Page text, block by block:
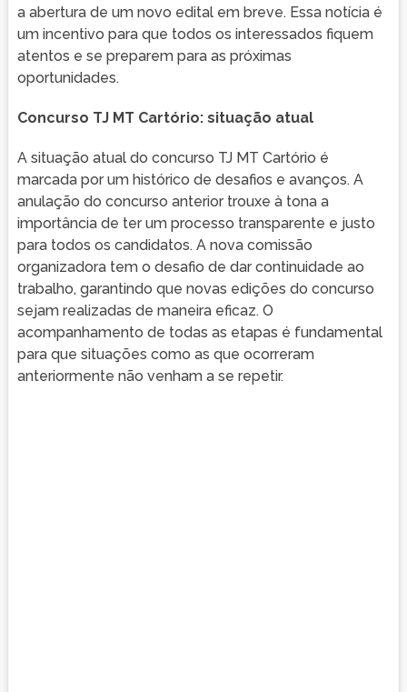
a abertura de um novo edital em breve. Essa notícia é
um incentivo para que todos os interessados fiquem
atentos e se preparem para as próximas
oportunidades.
Concurso TJ MT Cartório: situação atual
A situação atual do concurso TJ MT Cartório é
marcada por um histórico de desafios e avanços. A
anulação do concurso anterior trouxe à tona a
importância de ter um processo transparente e justo
para todos os candidatos. A nova comissão
organizadora tem o desafio de dar continuidade ao
trabalho, garantindo que novas edições do concurso
sejam realizadas de maneira eficaz. O
acompanhamento de todas as etapas é fundamental
para que situações como as que ocorreram
anteriormente não venham a se repetir.